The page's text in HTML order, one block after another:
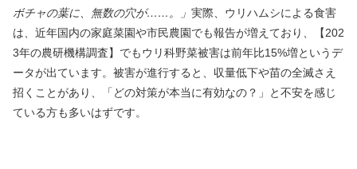
ボチャの葉に、無数の穴が……。」 実際、ウリハムシによる食害
は、近年国内の家庭菜園や市民農園でも報告が増えており、【202
3年の農研機構調査】でもウリ科野菜被害は前年比15%増というデ
ータが出ています。被害が進行すると、収量低下や苗の全滅さえ
招くことがあり、「どの対策が本当に有効なの？」と不安を感じ
ている方も多いはずです。